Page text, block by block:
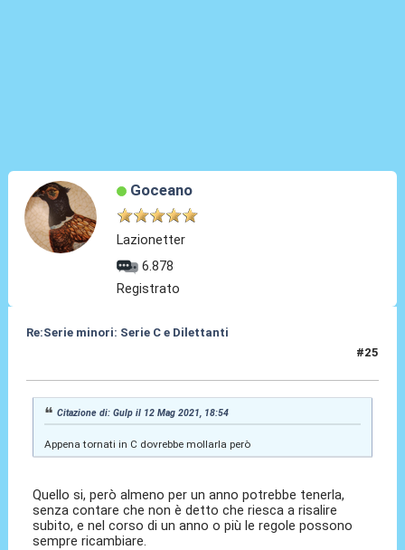
Goceano
Lazionetter
6.878
Registrato
Re:Serie minori: Serie C e Dilettanti
#25
Citazione di: Gulp il 12 Mag 2021, 18:54
Appena tornati in C dovrebbe mollarla però
Quello si, però almeno per un anno potrebbe tenerla,
senza contare che non è detto che riesca a risalire
subito, e nel corso di un anno o più le regole possono
sempre ricambiare.